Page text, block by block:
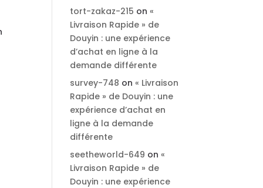
tort-zakaz-215 on«
Livraison Rapide » de
Douyin : une expérience
d’achat en ligne à la
demande différente
survey-748 on« Livraison
Rapide » de Douyin : une
expérience d’achat en
ligne à la demande
différente
seetheworld-649 on«
Livraison Rapide » de
Douyin : une expérience